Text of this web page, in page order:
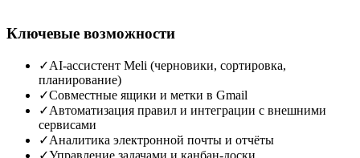
Ключевые возможности
✓AI‑ассистент Meli (черновики, сортировка,
планирование)
✓Совместные ящики и метки в Gmail
✓Автоматизация правил и интеграции с внешними
сервисами
✓Аналитика электронной почты и отчёты
✓Управление задачами и канбан‑доски